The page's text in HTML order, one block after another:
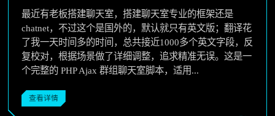
最近有老板搭建聊天室，搭建聊天室专业的框架还是
chatnet，不过这个是国外的，默认就只有英文版；翻译花
了我一天时间多的时间，总共接近1000多个英文字段，反
复校对，根据场景做了详细调整，追求精准无误。这是一
个完整的 PHP Ajax 群组聊天室脚本，适用...
查看详情